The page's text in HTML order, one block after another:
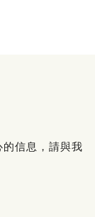
信息，請與我